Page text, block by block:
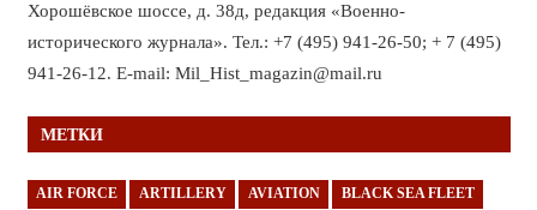
Хорошёвское шоссе, д. 38д, редакция «Военно-
исторического журнала». Тел.: +7 (495) 941-26-50; + 7 (495)
941-26-12. E-mail: Mil_Hist_magazin@mail.ru
МЕТКИ
AIR FORCE ARTILLERY AVIATION BLACK SEA FLEET